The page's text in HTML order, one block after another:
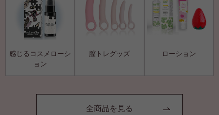
感じるコスメローシ
ョン
膣トレグッズ ローション
全商品を見る